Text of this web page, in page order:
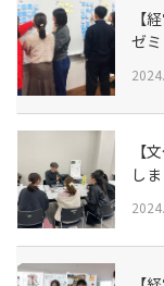
【
ゼ
【
し